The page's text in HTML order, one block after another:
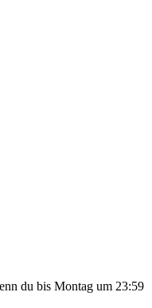
du bis Montag um 23:59